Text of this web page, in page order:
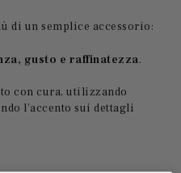
di un semplice accessorio:
gusto e raffinatezza.
con cura, utilizzando
l'accento sui dettagli